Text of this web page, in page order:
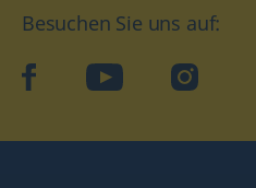
Besuchen Sie uns auf:
facebookYouTube Instagram